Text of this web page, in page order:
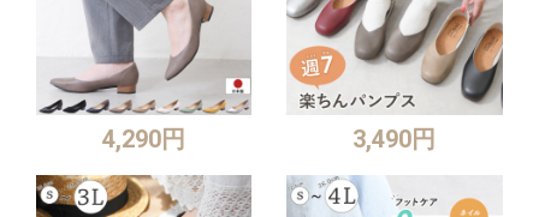
4,290円 3,490円